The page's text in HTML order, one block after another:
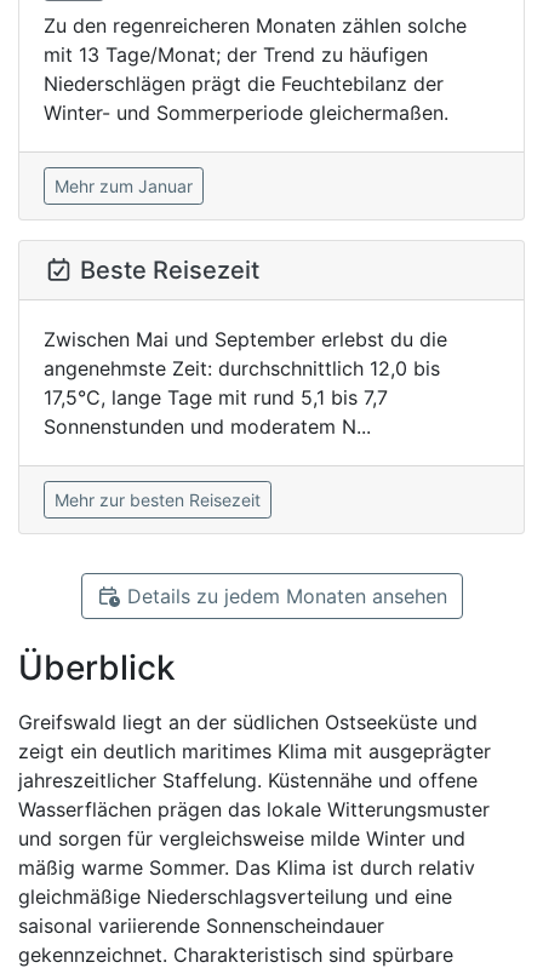
Zu den regenreicheren Monaten zählen solche
mit 13 Tage/Monat; der Trend zu häufigen
Niederschlägen prägt die Feuchtebilanz der
Winter- und Sommerperiode gleichermaßen.
Mehr zum Januar
Beste Reisezeit
Zwischen Mai und September erlebst du die
angenehmste Zeit: durchschnittlich 12,0 bis
17,5°C, lange Tage mit rund 5,1 bis 7,7
Sonnenstunden und moderatem N...
Mehr zur besten Reisezeit
Details zu jedem Monaten ansehen
Überblick
Greifswald liegt an der südlichen Ostseeküste und
zeigt ein deutlich maritimes Klima mit ausgeprägter
jahreszeitlicher Staffelung. Küstennähe und offene
Wasserflächen prägen das lokale Witterungsmuster
und sorgen für vergleichsweise milde Winter und
mäßig warme Sommer. Das Klima ist durch relativ
gleichmäßige Niederschlagsverteilung und eine
saisonal variierende Sonnenscheindauer
gekennzeichnet. Charakteristisch sind spürbare